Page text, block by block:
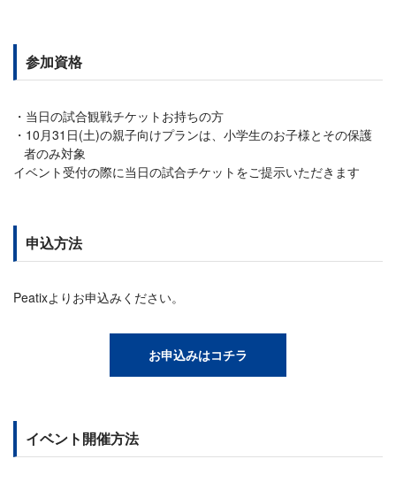
参加資格
当日の試合観戦チケットお持ちの方
10月31日(土)の親子向けプランは、小学生のお子様とその保護
者のみ対象
イベント受付の際に当日の試合チケットをご提示いただきます
申込方法
Peatixよりお申込みください。
お申込みはコチラ
イベント開催方法